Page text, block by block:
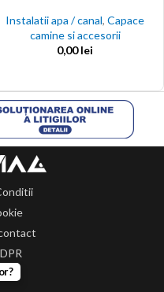
Instalatii apa / canal, Capace
camine si accesorii
0,00lei